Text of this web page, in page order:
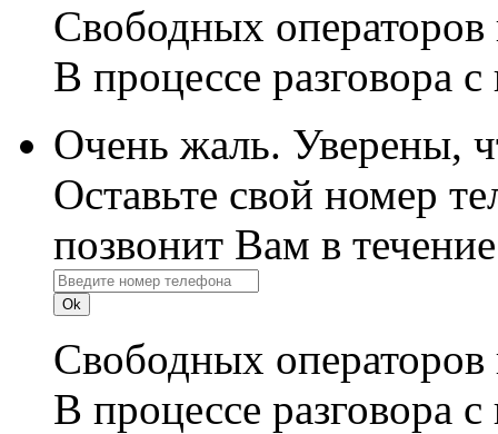
Свободных
В процессе разговора
Очень жаль. Уверены,
Оставьте свой номер
позвонит Вам в
Свободных
В процессе разговора